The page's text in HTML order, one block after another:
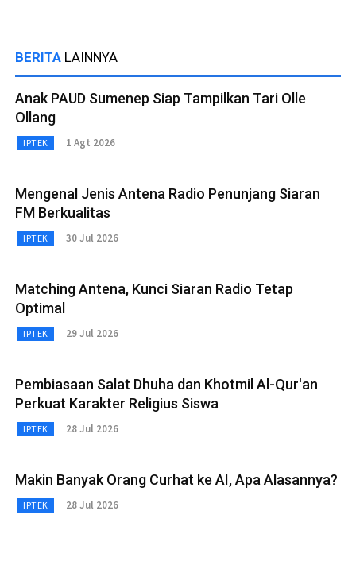
BERITA LAINNYA
Anak PAUD Sumenep Siap Tampilkan Tari Olle
Ollang
IPTEK 1 Agt 2026
Mengenal Jenis Antena Radio Penunjang Siaran
FM Berkualitas
IPTEK 30 Jul 2026
Matching Antena, Kunci Siaran Radio Tetap
Optimal
IPTEK 29 Jul 2026
Pembiasaan Salat Dhuha dan Khotmil Al-Qur'an
Perkuat Karakter Religius Siswa
IPTEK 28 Jul 2026
Makin Banyak Orang Curhat ke AI, Apa Alasannya?
IPTEK 28 Jul 2026